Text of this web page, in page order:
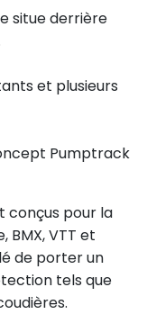
situe derrière
et plusieurs
Pumptrack
conçus pour la
VTT et
de porter un
tels que